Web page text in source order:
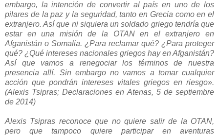
embargo, la intención de convertir al país en uno de los
pilares de la paz y la seguridad, tanto en Grecia como en el
extranjero. Así que ni siquiera un soldado griego tendría que
estar en una misión de la OTAN en el extranjero en
Afganistán o Somalia. ¿Para reclamar qué? ¿Para proteger
qué? ¿Qué intereses nacionales griegos hay en Afganistán?
Así que vamos a renegociar los términos de nuestra
presencia allí. Sin embargo no vamos a tomar cualquier
acción que pondrán intereses vitales griegos en riesgo».
(Alexis Tsipras; Declaraciones en Atenas, 5 de septiembre
de 2014)
Alexis Tsipras reconoce que no quiere salir de la OTAN,
pero que tampoco quiere participar en aventuras